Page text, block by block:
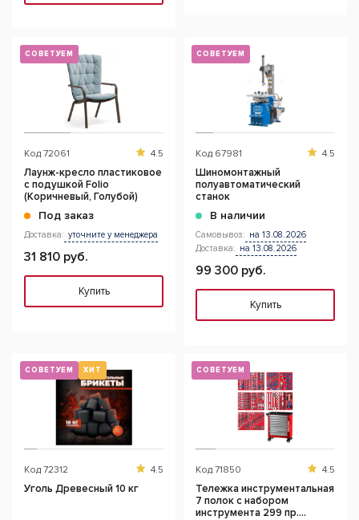
СОВЕТУЕМ
Код 72061 4.5
Лаунж-кресло пластиковое
с подушкой Folio
(Коричневый, Голубой)
Под заказ
Доставка: уточните у менеджера
31 810 руб.
Купить
СОВЕТУЕМ
Код 67981 4.5
Шиномонтажный
полуавтоматический
станок
В наличии
Самовывоз: на 13.08.2026
Доставка: на 13.08.2026
99 300 руб.
Купить
СОВЕТУЕМ ХИТ
Код 72312 4.5
Уголь Древесный 10 кг
СОВЕТУЕМ
Код 71850 4.5
Тележка инструментальная
7 полок с набором
инструмента 299 пр.